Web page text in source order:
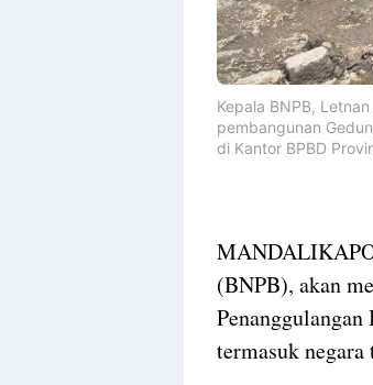
Kepala BNPB,
pembangunan
di Kantor BPBD
(BNPB), akan
termasuk